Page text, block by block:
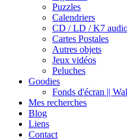
Puzzles
Calendriers
CD / LD / K7
Cartes Postales
Autres objets
Jeux vidéos
Peluches
Goodies
Fonds d'écran ||
Mes recherches
Blog
Liens
Contact